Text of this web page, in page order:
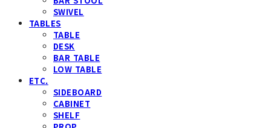
SWIVEL
TABLES
TABLE
DESK
BAR TABLE
LOW TABLE
ETC.
SIDEBOARD
CABINET
SHELF